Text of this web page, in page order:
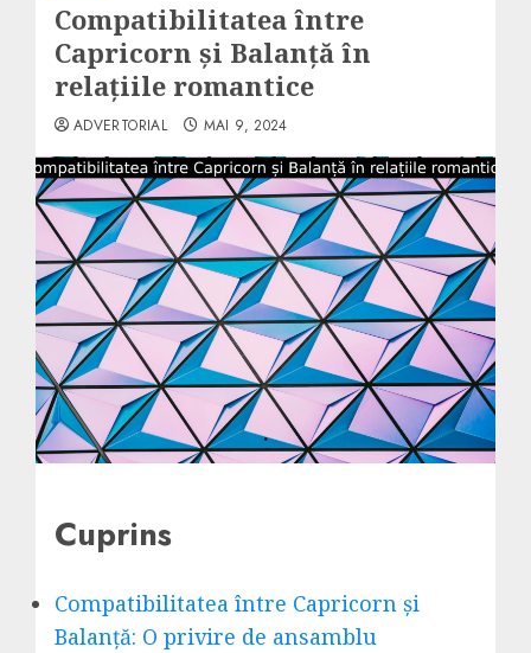
Compatibilitatea între
Capricorn și Balanță în
relațiile romantice
ADVERTORIAL MAI 9, 2024
Cuprins
Compatibilitatea între Capricorn și
Balanță: O privire de ansamblu